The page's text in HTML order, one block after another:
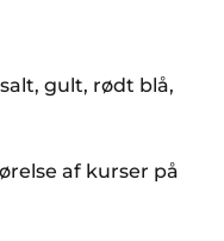
gult, rødt blå,
af kurser på